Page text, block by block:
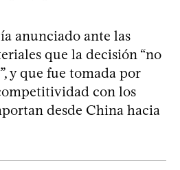
anunciado ante las
que la decisión “no
y que fue tomada por
con los
desde China hacia